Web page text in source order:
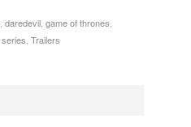
, daredevil, game of thrones,
series, Trailers